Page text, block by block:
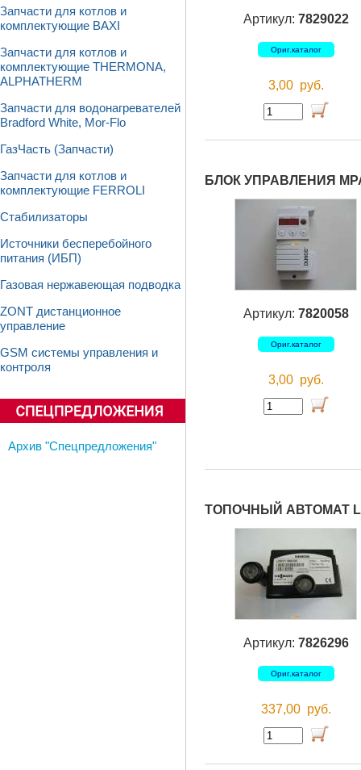
Запчасти для котлов и
комплектующие BAXI
Запчасти для котлов и
комплектующие THERMONA,
ALPHATHERM
Запчасти для водонагревателей
Bradford White, Mor-Flo
ГазЧасть (Запчасти)
Запчасти для котлов и
комплектующие FERROLI
Стабилизаторы
Источники бесперебойного
питания (ИБП)
Газовая нержавеющая подводка
ZONT дистанционное
управление
GSM системы управления и
контроля
Архив "Спецпредложения"
Артикул: 7829022
Ориг.каталог
3,00 руб.
БЛОК УПРАВЛЕНИЯ
Артикул: 7820058
Ориг.каталог
3,00 руб.
ТОПОЧНЫЙ АВТОМАТ
Артикул: 7826296
Ориг.каталог
337,00 руб.